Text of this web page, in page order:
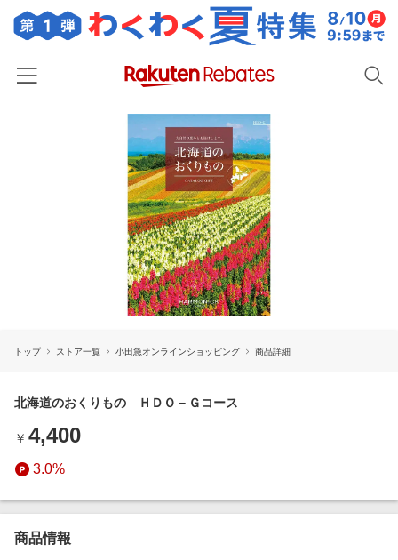
百貨店・総合ECモール
ファッション・インナー・小物
食品・スイーツ・お酒
日用品・キッチン用品
コスメ・健康・医薬品
キッズ・ベビー用品
エンタメ
スポーツ・アウトドア・ゴルフ
インテリア・寝具
ペット・花・DIY・車
リーベイツ注目ストア
対象ストア新規限定特典
電子書籍特集
旅行特集
お中元特集2026
わくわく夏特集
とことん買い物チャレンジ
トップ ストア一覧 小田急オンラインショッピング 商品詳細
北海道のおくりもの ＨＤＯ－Ｇコース
￥ 4,400
3.0%
商品情報